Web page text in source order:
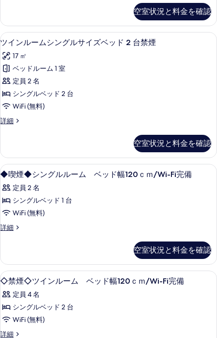
示
す
る
る
す
べ
て
の
写
真
を
表
示
ー
ム
禁
の
詳
細
空室状況と料金を確認
ツ
イ
ン
ル
ー
ム
ン
ル
サ
イ
ズ
ベ
ッ
ド
禁
煙
の
す
べ
て
6
ツインルームシングルサイズベッド 2 台禁煙
17 ㎡
ベッドルーム 1 室
定員 2 名
シングルベッド 2 台
WiFi (無料)
詳細
ツ
ー
ム
シ
グ
ル
イ
ズ
ベ
2
禁
煙
の
詳
細
空室状況と料金を確認
◆
喫
煙
◆
シ
ン
ル
ー
ム
ベ
ッ
ド
1
◆喫煙◆シングルルーム ベッド幅120ｃｍ/Wi-Fi完備
定員 2 名
シングルベッド 1 台
WiFi (無料)
詳細
◆
シ
ン
グ
ル
ー
ベ
ッ
空室状況と料金を確認
◇
禁
煙
◇
ツ
1
◇禁煙◇ツインルーム ベッド幅120ｃｍ/Wi-Fi完備
定員 4 名
シングルベッド 2 台
WiFi (無料)
詳細
◇